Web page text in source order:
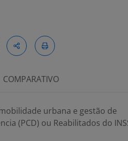
COMPARATIVO
urbana e gestão de
(PCD) ou Reabilitados do